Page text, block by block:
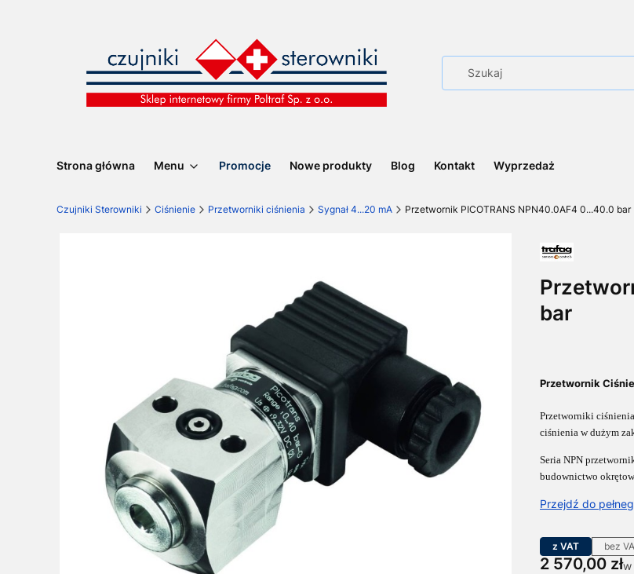
Strona główna Menu Promocje Nowe produkty Blog Kontakt Wyprzedaż
Czujniki Sterowniki Ciśnienie Przetworniki ciśnienia Sygnał 4...20 mA Przetwornik PICOTRANS NPN40.0AF4 0...40.0 bar
bar
Przetwornik
Przetworniki
ciśnienia w dużym
Seria NPN
budownictwo
Przejdź do
z VAT bez
Cena
2 570,00 złw
w